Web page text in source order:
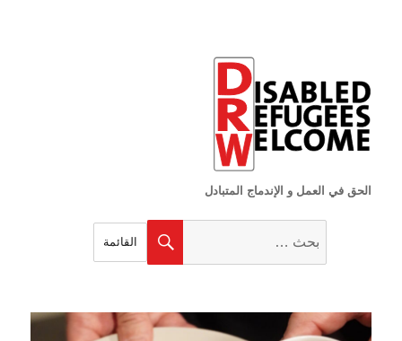
الحق في العمل و الإندماج المتبادل
بحث
القائمة